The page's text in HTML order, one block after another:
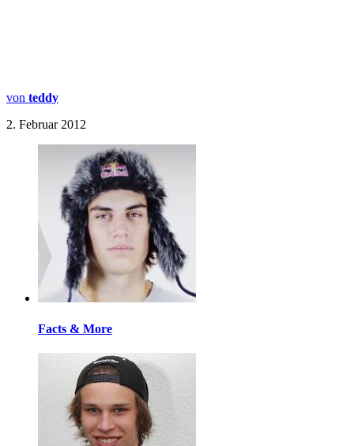
von teddy
2. Februar 2012
Facts & More